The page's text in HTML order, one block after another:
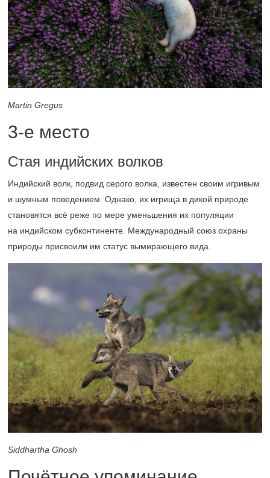
Martin Gregus
3-е место
Стая индийских волков
Индийский волк, подвид серого волка, известен своим игривым
и шумным поведением. Однако, их игрища в дикой природе
становятся всё реже по мере уменьшения их популяции
на индийском субконтиненте. Международный союз охраны
природы присвоили им статус вымирающего вида.
Siddhartha Ghosh